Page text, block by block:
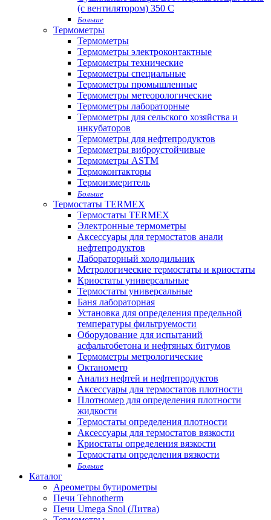
(с вентилятором) 350 С
Больше
Термометры
Термометры
Термометры электроконтактные
Термометры технические
Термометры специальные
Термометры промышленные
Термометры метеорологические
Термометры лабораторные
Термометры для сельского хозяйства и
инкубаторов
Термометры для нефтепродуктов
Термометры виброустойчивые
Термометры ASTM
Термоконтакторы
Термоизмеритель
Больше
Термостаты TERMEX
Термостаты TERMEX
Электронные термометры
Аксессуары для термостатов анали
нефтепродуктов
Лабораторный холодильник
Метрологические термостаты и криостаты
Криостаты универсальные
Термостаты универсальные
Баня лабораторная
Установка для определения предельной
температуры фильтруемости
Оборудование для испытаний
асфальтобетона и нефтяных битумов
Термометры метрологические
Октанометр
Анализ нефтей и нефтепродуктов
Аксессуары для термостатов плотности
Плотномер для определения плотности
жидкости
Термостаты определения плотности
Аксессуары для термостатов вязкости
Криостаты определения вязкости
Термостаты определения вязкости
Больше
Каталог
Ареометры бутирометры
Печи Tehnotherm
Печи Umega Snol (Литва)